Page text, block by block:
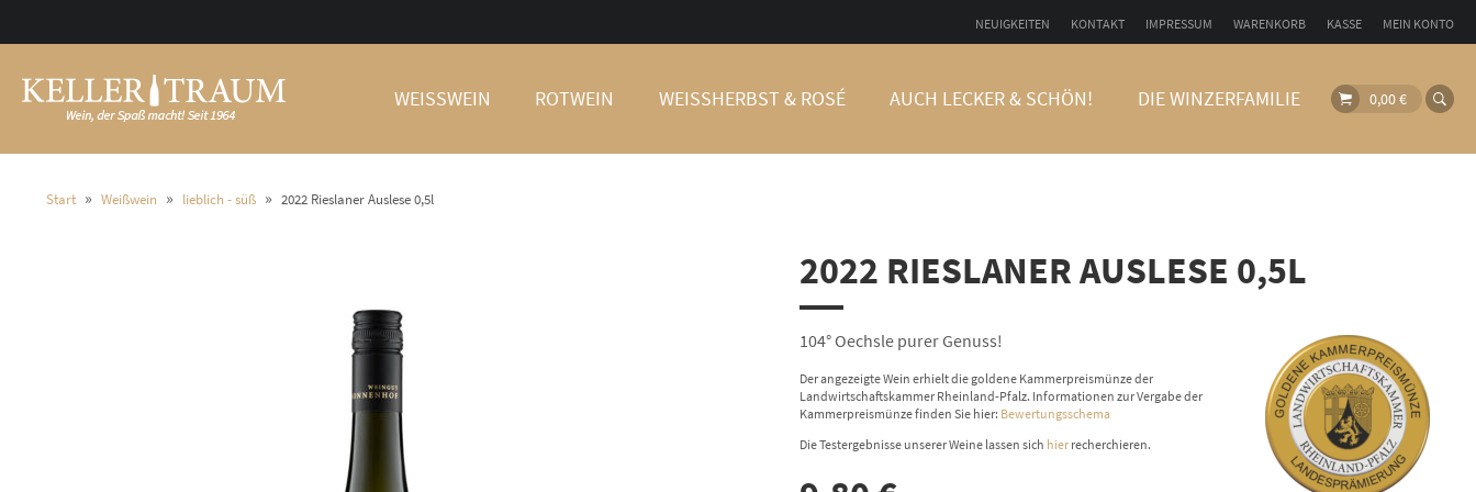
NEUIGKEITEN KONTAKT IMPRESSUM WARENKORB KASSE MEIN KONTO
WEISSWEIN ROTWEIN WEISSHERBST & ROSÉ AUCH LECKER & SCHÖN! DIE WINZERFAMILIE 0,00€
Start » Weißwein » lieblich - süß » 2022 Rieslaner Auslese 0,5l
2022 RIESLANER AUSLESE 0,5L
104° Oechsle purer Genuss!
Der angezeigte Wein erhielt die goldene Kammerpreismünze der
Landwirtschaftskammer Rheinland-Pfalz. Informationen zur Vergabe der
Kammerpreismünze finden Sie hier: Bewertungsschema
Die Testergebnisse unserer Weine lassen sich hier recherchieren.